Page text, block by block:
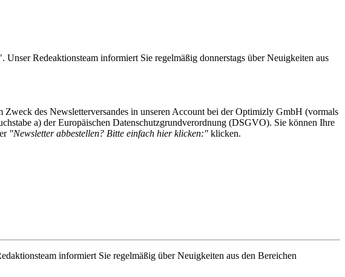
Redeaktionsteam informiert Sie regelmäßig donnerstags über Neuigkeiten aus
des Newsletterversandes in unseren Account bei der Optimizly GmbH (vormals
a) der Europäischen Datenschutzgrundverordnung (DSGVO). Sie können Ihre
"Newsletter abbestellen? Bitte einfach hier klicken:" klicken.
informiert Sie regelmäßig über Neuigkeiten aus den Bereichen